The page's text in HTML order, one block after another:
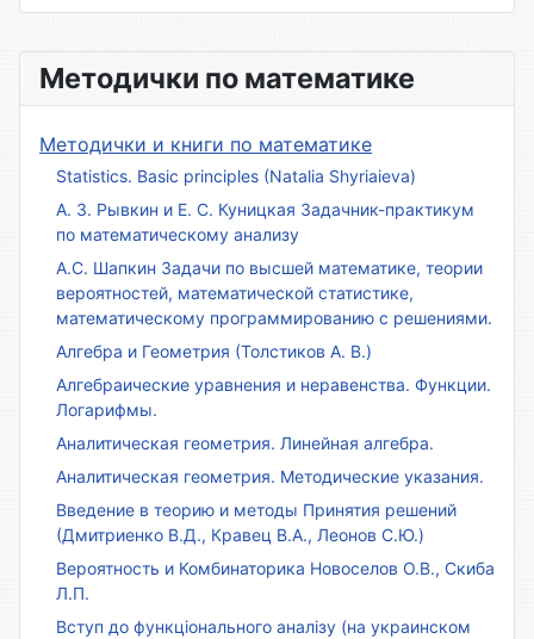
Методички по математике
Методички и книги по математике
Statistics. Basic principles (Natalia Shyriaieva)
А. З. Рывкин и Е. С. Куницкая Задачник-практикум
по математическому анализу
А.С. Шапкин Задачи по высшей математике, теории
вероятностей, математической статистике,
математическому программированию с решениями.
Алгебра и Геометрия (Толстиков А. В.)
Алгебраические уравнения и неравенства. Функции.
Логарифмы.
Аналитическая геометрия. Линейная алгебра.
Аналитическая геометрия. Методические указания.
Введение в теорию и методы Принятия решений
(Дмитриенко В.Д., Кравец В.А., Леонов С.Ю.)
Вероятность и Комбинаторика Новоселов О.В., Скиба
Л.П.
Вступ до функціонального аналізу (на украинском